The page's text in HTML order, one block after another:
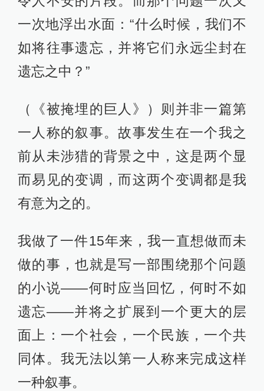
一次地浮出水面：“什么时候，我们不
如将往事遗忘，并将它们永远尘封在
遗忘之中？”
（《被掩埋的巨人》）则并非一篇第
一人称的叙事。故事发生在一个我之
前从未涉猎的背景之中，这是两个显
而易见的变调，而这两个变调都是我
有意为之的。
我做了一件15年来，我一直想做而未
做的事，也就是写一部围绕那个问题
的小说——何时应当回忆，何时不如
遗忘——并将之扩展到一个更大的层
面上：一个社会，一个民族，一个共
同体。我无法以第一人称来完成这样
一种叙事。